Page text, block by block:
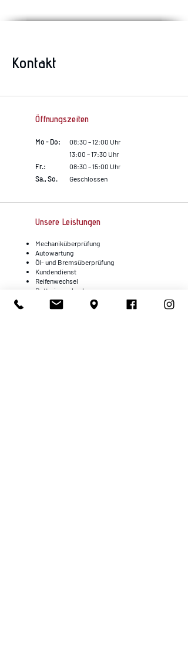
Kontakt
Öffnungszeiten
Mo - Do:
Fr.:
Sa., So.
08:30 – 12:00 Uhr
13:00 – 17:30 Uhr
08:30 – 15:00 Uhr
Geschlossen
Unsere Leistungen
Mechaniküberprüfung
Autowartung
Öl- und Bremsüberprüfung
Kundendienst
Reifenwechsel
Batteriewechsel